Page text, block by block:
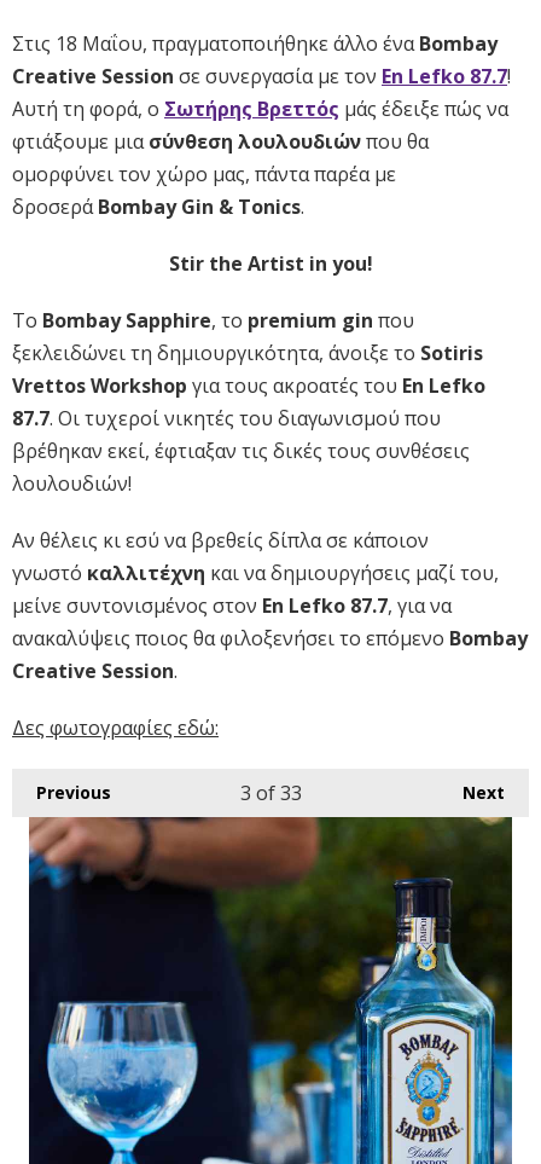
Στις 18 Μαΐου, πραγματοποιήθηκε άλλο έναBombay
Creative Session σε συνεργασία με τον Εn Lefko 87.7!
Αυτή τη φορά, ο Σωτήρης Βρεττός μάς έδειξε πώς να
φτιάξουμε μιασύνθεση λουλουδιώνπου θα
ομορφύνει τον χώρο μας, πάντα παρέα με
δροσεράBombay Gin & Tonics.
Stir the Artist in you!
Το Bombay Sapphire, το premium gin που
ξεκλειδώνει τη δημιουργικότητα, άνοιξε το Sotiris
Vrettos Workshop για τους ακροατές του En Lefko
87.7. Οι τυχεροί νικητές του διαγωνισμού που
βρέθηκαν εκεί, έφτιαξαν τις δικές τους συνθέσεις
λουλουδιών!
Αν θέλεις κι εσύ να βρεθείς δίπλα σε κάποιον
γνωστό καλλιτέχνη και να δημιουργήσεις μαζί του,
μείνε συντονισμένος στον En Lefko 87.7, για να
ανακαλύψεις ποιος θα φιλοξενήσει το επόμενο Bombay
Creative Session.
Δες φωτογραφίες εδώ:
Previous Next
3 of 33